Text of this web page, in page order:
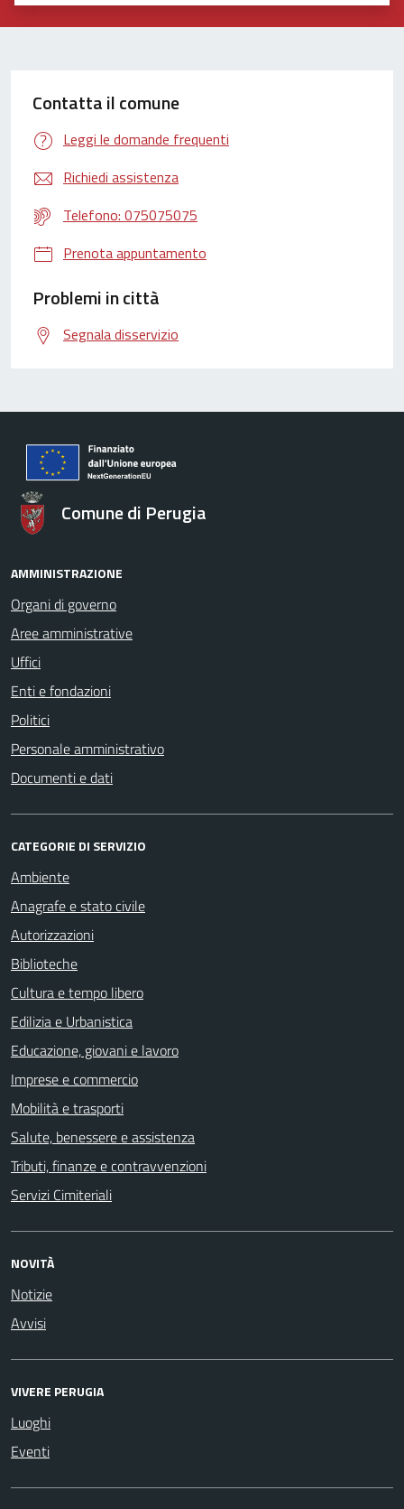
Contatta il comune
Leggi le domande frequenti
Richiedi assistenza
Telefono: 075075075
Prenota appuntamento
Problemi in città
Segnala disservizio
Comune di Perugia
AMMINISTRAZIONE
Organi di governo
Aree amministrative
Uffici
Enti e fondazioni
Politici
Personale amministrativo
Documenti e dati
CATEGORIE DI SERVIZIO
Ambiente
Anagrafe e stato civile
Autorizzazioni
Biblioteche
Cultura e tempo libero
Edilizia e Urbanistica
Educazione, giovani e lavoro
Imprese e commercio
Mobilità e trasporti
Salute, benessere e assistenza
Tributi, finanze e contravvenzioni
Servizi Cimiteriali
NOVITÀ
Notizie
Avvisi
VIVERE PERUGIA
Luoghi
Eventi